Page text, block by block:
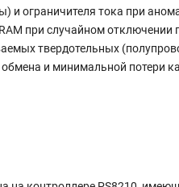
и ограничителя тока при
при случайном отключении
твердотельных
и минимальной потери